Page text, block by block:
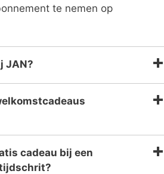
te nemen op
JAN?
cadeau bij een